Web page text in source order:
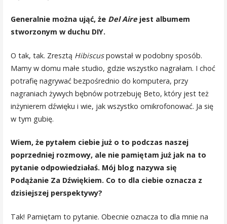
Generalnie można ująć, że Del Aire jest albumem
stworzonym w duchu DIY.
O tak, tak. Zresztą Hibiscuspowstał w podobny sposób.
Mamy w domu małe studio, gdzie wszystko nagrałam. I choć
potrafię nagrywać bezpośrednio do komputera, przy
nagraniach żywych bębnów potrzebuję Beto, który jest też
inżynierem dźwięku i wie, jak wszystko omikrofonować. Ja się
w tym gubię.
Wiem, że pytałem ciebie już o to podczas naszej
poprzedniej rozmowy, ale nie pamiętam już jak na to
pytanie odpowiedziałaś. Mój blog nazywa się
Podążanie Za Dźwiękiem. Co to dla ciebie oznacza z
dzisiejszej perspektywy?
Tak! Pamiętam to pytanie. Obecnie oznacza to dla mnie na